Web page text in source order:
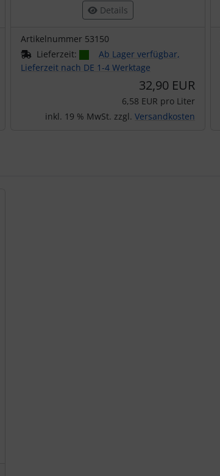
Details
Artikelnummer 53150
Lieferzeit:
Ab Lager verfügbar,
Lieferzeit nach DE 1-4 Werktage
32,90 EUR
6,58 EUR pro Liter
inkl. 19 % MwSt. zzgl. Versandkosten